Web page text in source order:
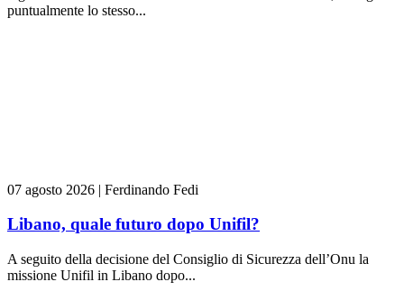
puntualmente lo stesso...
07 agosto 2026 | Ferdinando Fedi
Libano, quale futuro dopo Unifil?
A seguito della decisione del Consiglio di Sicurezza dell’Onu la
missione Unifil in Libano dopo...